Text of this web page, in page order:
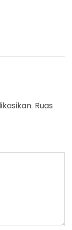
Ruas